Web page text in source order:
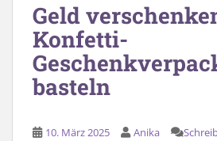
Geld
Konfetti-
basteln
10. März 2025 Anika